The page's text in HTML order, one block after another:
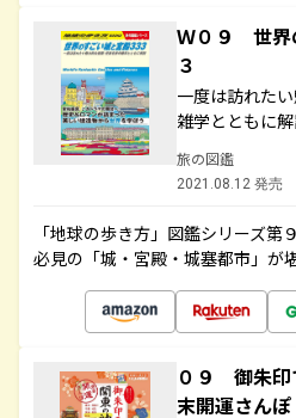
Ｗ０９ 世界
３
一度は訪れた
雑学とともに
旅の図鑑
2021.08.12 発売
「地球の歩き方」図鑑シリーズ第
必見の「城・宮殿・城塞都市」が
０９ 御朱
末開運さん